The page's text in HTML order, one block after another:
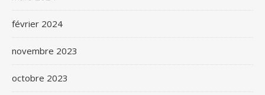
février 2024
novembre 2023
octobre 2023